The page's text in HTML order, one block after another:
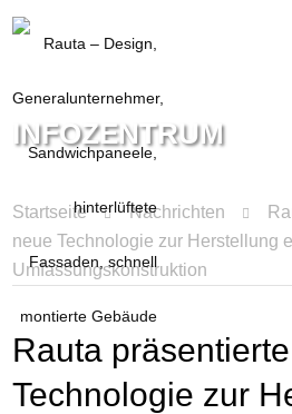
INFOZENTRUM
Startseite Nachrichten
neue Technologie zur Herstellung
Umfassungskonstruktion
Rauta
Technologie zur